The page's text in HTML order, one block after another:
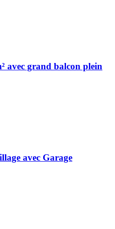
avec grand balcon plein
avec Garage